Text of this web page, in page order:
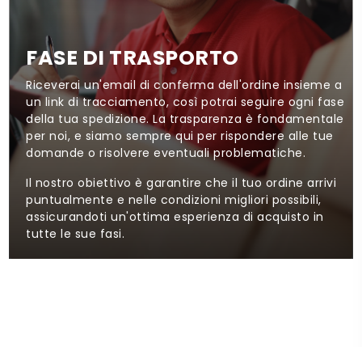
FASE DI TRASPORTO
Riceverai un'email di conferma dell'ordine insieme a
un link di tracciamento, così potrai seguire ogni fase
della tua spedizione. La trasparenza è fondamentale
per noi, e siamo sempre qui per rispondere alle tue
domande o risolvere eventuali problematiche.
Il nostro obiettivo è garantire che il tuo ordine arrivi
puntualmente e nelle condizioni migliori possibili,
assicurandoti un'ottima esperienza di acquisto in
tutte le sue fasi.